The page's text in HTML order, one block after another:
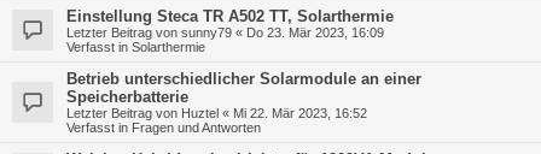
Einstellung Steca TR A502 TT, Solarthermie
Letzter Beitrag von sunny79 « Do 23. Mär 2023, 16:09
Verfasst in Solarthermie
Betrieb unterschiedlicher Solarmodule an einer
Speicherbatterie
Letzter Beitrag von Huztel « Mi 22. Mär 2023, 16:52
Verfasst in Fragen und Antworten